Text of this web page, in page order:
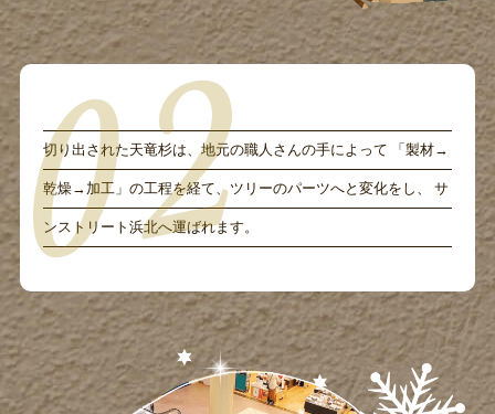
切り出された天竜杉は、地元の職人さんの手によって 「製材→
乾燥→加工」の工程を経て、ツリーのパーツへと変化をし、 サ
ンストリート浜北へ運ばれます。